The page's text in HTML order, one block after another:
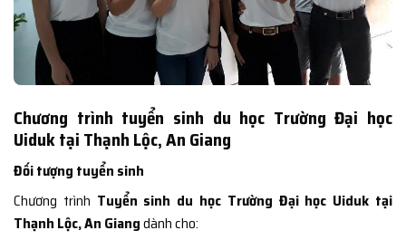
Chương trình tuyển sinh du học Trường Đại học
Uiduk tại Thạnh Lộc, An Giang
Đối tượng tuyển sinh
Chương trình Tuyển sinh du học Trường Đại học Uiduk tại
Thạnh Lộc, An Giangdành cho: